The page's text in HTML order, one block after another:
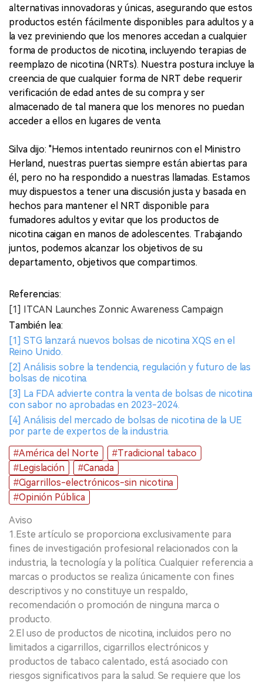
alternativas innovadoras y únicas, asegurando que estos
productos estén fácilmente disponibles para adultos y a
la vez previniendo que los menores accedan a cualquier
forma de productos de nicotina, incluyendo terapias de
reemplazo de nicotina (NRTs). Nuestra postura incluye la
creencia de que cualquier forma de NRT debe requerir
verificación de edad antes de su compra y ser
almacenado de tal manera que los menores no puedan
acceder a ellos en lugares de venta.
Silva dijo: "Hemos intentado reunirnos con el Ministro
Herland, nuestras puertas siempre están abiertas para
él, pero no ha respondido a nuestras llamadas. Estamos
muy dispuestos a tener una discusión justa y basada en
hechos para mantener el NRT disponible para
fumadores adultos y evitar que los productos de
nicotina caigan en manos de adolescentes. Trabajando
juntos, podemos alcanzar los objetivos de su
departamento, objetivos que compartimos.
Referencias:
[1] ITCAN Launches Zonnic Awareness Campaign
También lea:
[1] STG lanzará nuevos bolsas de nicotina XQS en el
Reino Unido.
[2] Análisis sobre la tendencia, regulación y futuro de las
bolsas de nicotina.
[3] La FDA advierte contra la venta de bolsas de nicotina
con sabor no aprobadas en 2023-2024.
[4] Análisis del mercado de bolsas de nicotina de la UE
por parte de expertos de la industria.
#América del Norte
#Tradicional tabaco
#Legislación
#Canada
#Cigarrillos-electrónicos-sin nicotina
#Opinión Pública
Aviso
1.Este artículo se proporciona exclusivamente para
fines de investigación profesional relacionados con la
industria, la tecnología y la política. Cualquier referencia a
marcas o productos se realiza únicamente con fines
descriptivos y no constituye un respaldo,
recomendación o promoción de ninguna marca o
producto.
2.El uso de productos de nicotina, incluidos pero no
limitados a cigarrillos, cigarrillos electrónicos y
productos de tabaco calentado, está asociado con
riesgos significativos para la salud. Se requiere que los